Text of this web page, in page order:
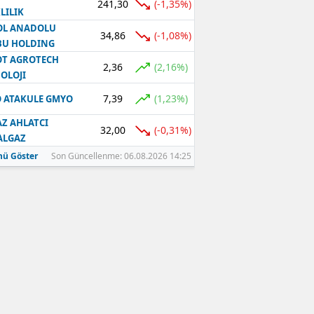
241,30 (-1,35%)
ANADOLU
HOLDING
34,86 (-1,08%)
AGROTECH
2,36 (2,16%)
ATAKULE GMYO 7,39 (1,23%)
AHLATCI
32,00 (-0,31%)
Göster Son Güncellenme: 06.08.2026 14:25